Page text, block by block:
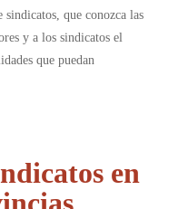
sindicatos, que conozca las
y a los sindicatos el
que puedan
en